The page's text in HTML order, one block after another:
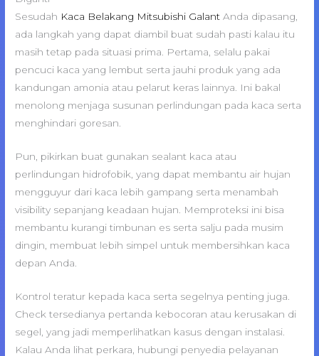
Sesudah Kaca Belakang Mitsubishi Galant Anda dipasang,
ada langkah yang dapat diambil buat sudah pasti kalau itu
masih tetap pada situasi prima. Pertama, selalu pakai
pencuci kaca yang lembut serta jauhi produk yang ada
kandungan amonia atau pelarut keras lainnya. Ini bakal
menolong menjaga susunan perlindungan pada kaca serta
menghindari goresan.
Pun, pikirkan buat gunakan sealant kaca atau
perlindungan hidrofobik, yang dapat membantu air hujan
mengguyur dari kaca lebih gampang serta menambah
visibility sepanjang keadaan hujan. Memproteksi ini bisa
membantu kurangi timbunan es serta salju pada musim
dingin, membuat lebih simpel untuk membersihkan kaca
depan Anda.
Kontrol teratur kepada kaca serta segelnya penting juga.
Check tersedianya pertanda kebocoran atau kerusakan di
segel, yang jadi memperlihatkan kasus dengan instalasi.
Kalau Anda lihat perkara, hubungi penyedia pelayanan